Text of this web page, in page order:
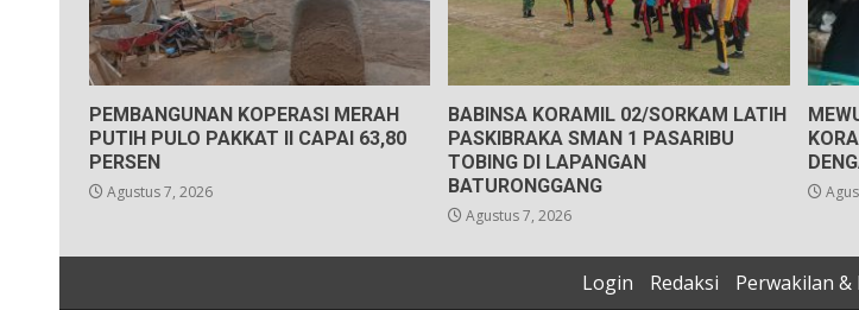
PEMBANGUNAN KOPERASI MERAH
PUTIH PULO PAKKAT II CAPAI 63,80
PERSEN
Agustus 7, 2026
BABINSA KORAMIL 02/SORKAM LATIH
PASKIBRAKA SMAN 1 PASARIBU
TOBING DI LAPANGAN
BATURONGGANG
Agustus 7, 2026
Login Redaksi Perwakilan &